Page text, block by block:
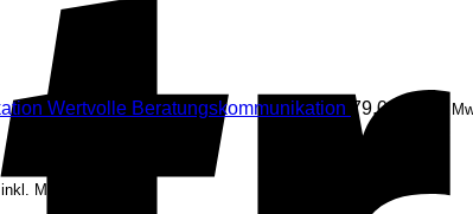
Wertvolle Beratungskommunikation 79,00 inkl.
inkl. MwSt.